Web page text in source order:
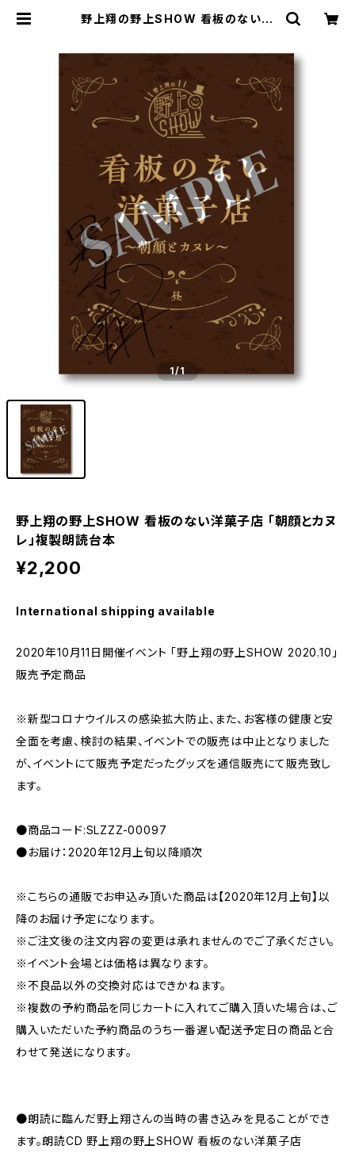
野上翔の野上SHOW 看板のない洋
1/1
野上翔の野上SHOW 看板のない洋菓子店 「朝顔とカヌ
レ」複製朗読台本
¥2,200
International shipping available
2020年10月11日開催イベント 「野上翔の野上SHOW 2020.10」
販売予定商品
※新型コロナウイルスの感染拡大防止、また、お客様の健康と安
全面を考慮、検討の結果、イベントでの販売は中止となりました
が、イベントにて販売予定だったグッズを通信販売にて販売致し
ます。
●商品コード:SLZZZ-00097
●お届け：2020年12月上旬以降順次
※こちらの通販でお申込み頂いた商品は【2020年12月上旬】以
降のお届け予定になります。
※ご注文後の注文内容の変更は承れませんのでご了承ください。
※イベント会場とは価格は異なります。
※不良品以外の交換対応はできかねます。
※複数の予約商品を同じカートに入れてご購入頂いた場合は、ご
購入いただいた予約商品のうち一番遅い配送予定日の商品と合
わせて発送になります。
●朗読に臨んだ野上翔さんの当時の書き込みを見ることができ
ます。朗読CD 野上翔の野上SHOW 看板のない洋菓子店